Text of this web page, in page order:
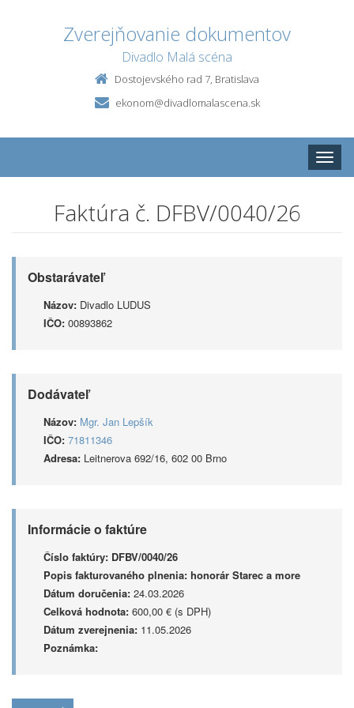
Zverejňovanie dokumentov
Divadlo Malá scéna
Dostojevského rad 7, Bratislava
ekonom@divadlomalascena.sk
Toggle
Faktúra č. DFBV/0040/26
Obstarávateľ
Názov: Divadlo LUDUS
IČO: 00893862
Dodávateľ
Názov: Mgr. Jan Lepšík
IČO: 71811346
Adresa: Leitnerova 692/16, 602 00 Brno
Informácie o faktúre
Číslo faktúry: DFBV/0040/26
Popis fakturovaného plnenia: honorár Starec a more
Dátum doručenia: 24.03.2026
Celková hodnota: 600,00 € (s DPH)
Dátum zverejnenia: 11.05.2026
Poznámka: